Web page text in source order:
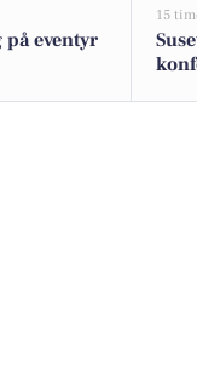
eventyr
15